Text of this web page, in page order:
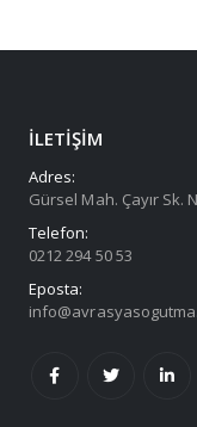
İLETIŞIM
Adres:
Gürsel Mah. Çayır Sk.
Telefon:
0212 294 50 53
Eposta: